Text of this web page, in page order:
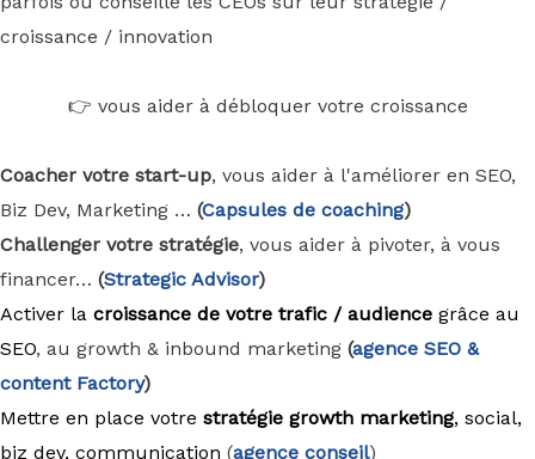
croissance / innovation
👉 vous aider à débloquer votre croissance
Coacher votre start-up, vous aider à l'améliorer en SEO,
Biz Dev, Marketing … (Capsules de coaching)
Challenger votre stratégie, vous aider à pivoter, à vous
financer… (Strategic Advisor)
Activer la croissance de votre trafic / audience grâce au
SEO, au growth & inbound marketing (agence SEO &
content Factory)
Mettre en place votre stratégie growth marketing, social,
biz dev, communication (agence conseil)